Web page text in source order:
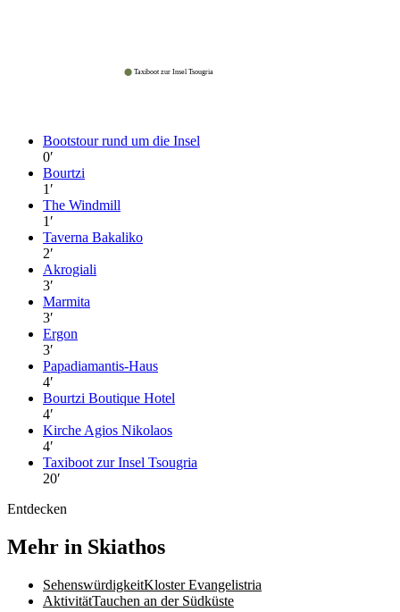
Taxiboot zur Insel Tsougria
Bootstour rund um die Insel
0′
Bourtzi
1′
The Windmill
1′
Taverna Bakaliko
2′
Akrogiali
3′
Marmita
3′
Ergon
3′
Papadiamantis-Haus
4′
Bourtzi Boutique Hotel
4′
Kirche Agios Nikolaos
4′
Taxiboot zur Insel Tsougria
20′
Entdecken
Mehr in Skiathos
SehenswürdigkeitKloster Evangelistria
AktivitätTauchen an der Südküste